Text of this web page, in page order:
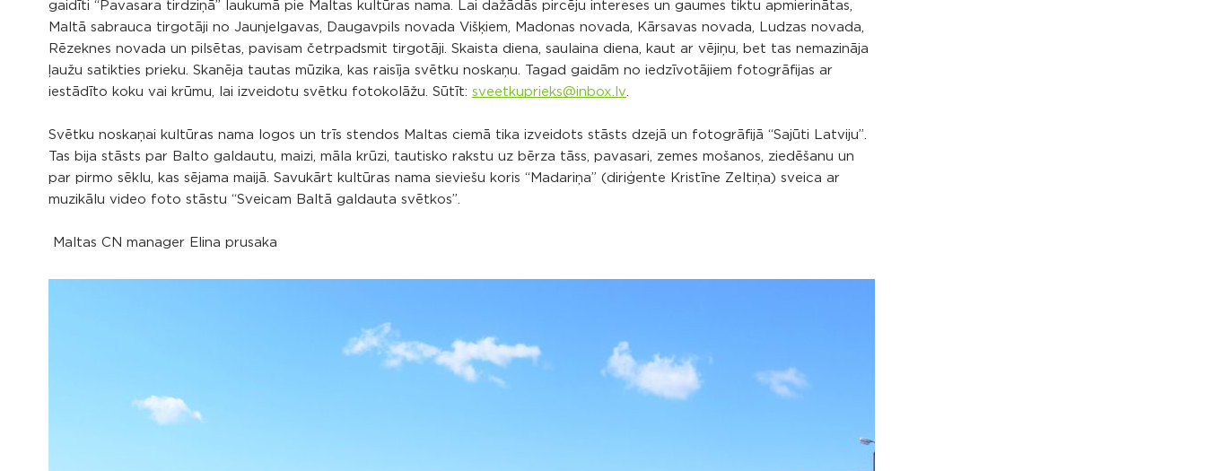
gaidīti “Pavasara tirdziņā” laukumā pie Maltas kultūras nama. Lai dažādās pircēju intereses un gaumes tiktu apmierinātas,
Maltā sabrauca tirgotāji no Jaunjelgavas, Daugavpils novada Višķiem, Madonas novada, Kārsavas novada, Ludzas novada,
Rēzeknes novada un pilsētas, pavisam četrpadsmit tirgotāji. Skaista diena, saulaina diena, kaut ar vējiņu, bet tas nemazināja
ļaužu satikties prieku. Skanēja tautas mūzika, kas raisīja svētku noskaņu. Tagad gaidām no iedzīvotājiem fotogrāfijas ar
iestādīto koku vai krūmu, lai izveidotu svētku fotokolāžu. Sūtīt: sveetkuprieks@inbox.lv.
Svētku noskaņai kultūras nama logos un trīs stendos Maltas ciemā tika izveidots stāsts dzejā un fotogrāfijā “Sajūti Latviju”.
Tas bija stāsts par Balto galdautu, maizi, māla krūzi, tautisko rakstu uz bērza tāss, pavasari, zemes mošanos, ziedēšanu un
par pirmo sēklu, kas sējama maijā. Savukārt kultūras nama sieviešu koris “Madariņa” (diriģente Kristīne Zeltiņa) sveica ar
muzikālu video foto stāstu “Sveicam Baltā galdauta svētkos”.
Maltas CN manager Elina prusaka